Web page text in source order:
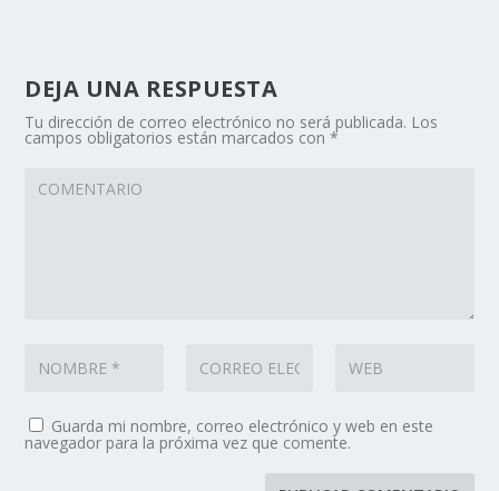
DEJA UNA RESPUESTA
Tu dirección de correo electrónico no será publicada. Los
campos obligatorios están marcados con*
Guarda mi nombre, correo electrónico y web en este
navegador para la próxima vez que comente.